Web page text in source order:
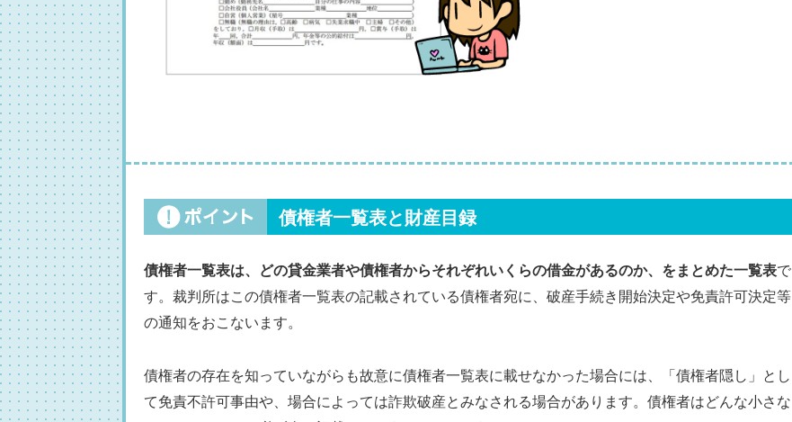
債権者一覧表と財産目録
債権者一覧表は、どの貸金業者や債権者からそれぞれいくらの借金があるのか、をまとめた一覧表で
す。裁判所はこの債権者一覧表の記載されている債権者宛に、破産手続き開始決定や免責許可決定等
の通知をおこないます。
債権者の存在を知っていながらも故意に債権者一覧表に載せなかった場合には、「債権者隠し」とし
て免責不許可事由や、場合によっては詐欺破産とみなされる場合があります。債権者はどんな小さな